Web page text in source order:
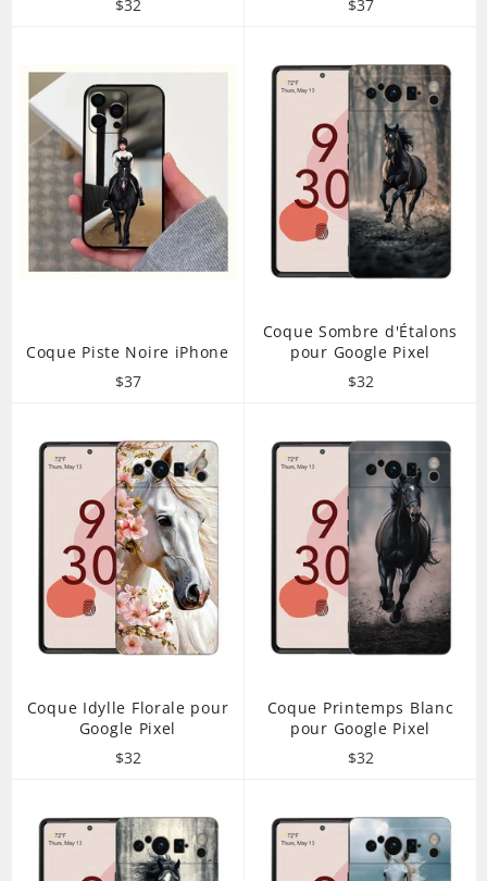
Prix
$32
Prix
$37
Coque Piste Noire iPhone
Prix
$37
Coque Sombre d'Étalons
pour Google Pixel
Prix
$32
Coque Idylle Florale pour
Google Pixel
Prix
$32
Coque Printemps Blanc
pour Google Pixel
Prix
$32